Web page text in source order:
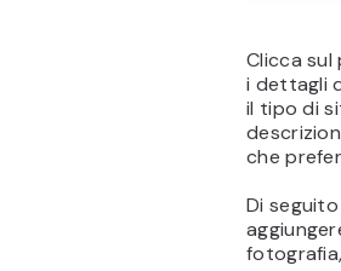
Clicca
i dettagli
il tipo di
che
Di